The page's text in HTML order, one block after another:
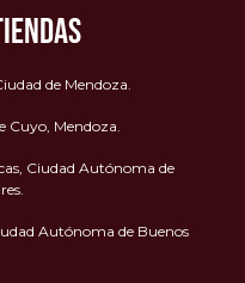
de Mendoza.
Cuyo, Mendoza.
Ciudad Autónoma de
Autónoma de Buenos